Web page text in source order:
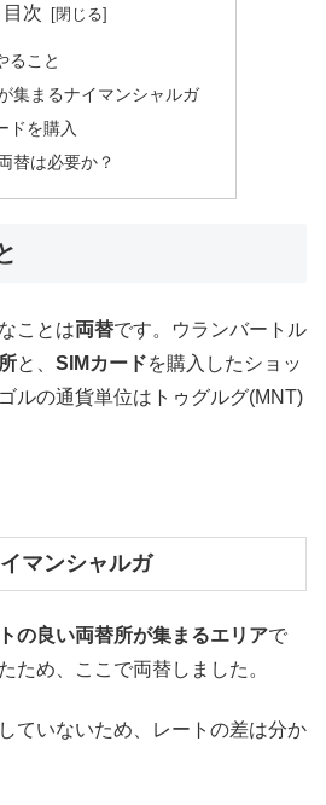
目次
ること
集まるナイマンシャルガ
ドを購入
替は必要か？
ことは両替です。ウランバートル
と、 SIMカードを購入したショッ
ルの通貨単位はトゥグルグ(MNT)
マンシャルガ
の良い両替所が集まるエリアで
ため、ここで両替しました。
ていないため、レートの差は分か